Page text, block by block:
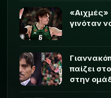
«Αιχμές»
γινόταν
παίζει
στην